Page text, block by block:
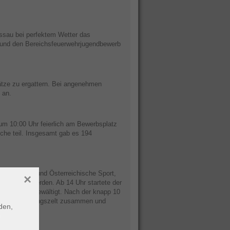
bei perfektem Wetter das
den Bereichsfeuerwehrjugendbewerb
zu ergattern. Bei angenehmen
10:00 Uhr feierlich am Bewerbsplatz
teil. Insgesamt gab es 194
(DOSB) und Österreichische Sport,
werden. Ab 14 Uhr startete der
bewältigt. Nach der knapp 10
Versorgungszelt zusammen und
×